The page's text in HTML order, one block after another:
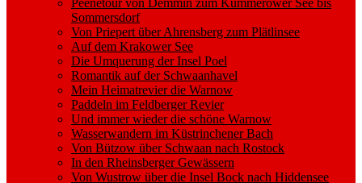
Peenetour von Demmin zum Kummerower See bis
Sommersdorf
Von Priepert über Ahrensberg zum Plätlinsee
Auf dem Krakower See
Die Umquerung der Insel Poel
Romantik auf der Schwaanhavel
Mein Heimatrevier die Warnow
Paddeln im Feldberger Revier
Und immer wieder die schöne Warnow
Wasserwandern im Küstrinchener Bach
Von Bützow über Schwaan nach Rostock
In den Rheinsberger Gewässern
Von Wustrow über die Insel Bock nach Hiddensee